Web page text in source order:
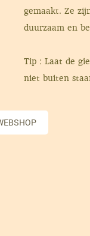
gemaakt. Ze
duurzaam en
Tip : Laat de
niet buiten